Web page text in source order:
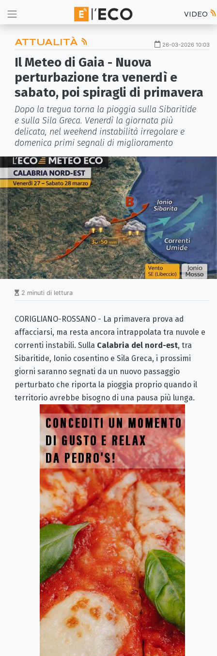
VIDEO
ATTUALITÀ 26-03-2026 10:03
Il Meteo di Gaia - Nuova
perturbazione tra venerdì e
sabato, poi spiragli di primavera
Dopo la tregua torna la pioggia sulla Sibaritide
e sulla Sila Greca. Venerdì la giornata più
delicata, nel weekend instabilità irregolare e
domenica primi segnali di miglioramento
2 minuti di lettura
CORIGLIANO-ROSSANO - La primavera prova ad
affacciarsi, ma resta ancora intrappolata tra nuvole e
correnti instabili. Sulla Calabria del nord-est, tra
Sibaritide, Ionio cosentino e Sila Greca, i prossimi
giorni saranno segnati da un nuovo passaggio
perturbato che riporta la pioggia proprio quando il
territorio avrebbe bisogno di una pausa più lunga.